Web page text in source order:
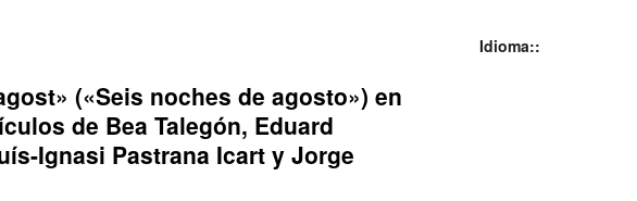
(«Seis noches de agosto») en
de Bea Talegón, Eduard
Ignasi Pastrana Icart y Jorge
Idioma::